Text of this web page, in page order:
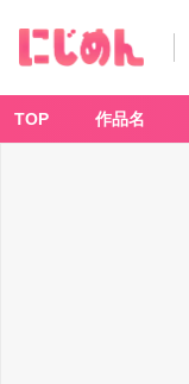
TOP 作品名